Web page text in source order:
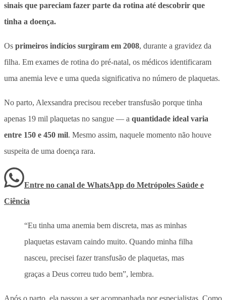
sinais que pareciam fazer parte da rotina até descobrir que
tinha a doença.
Os primeiros indícios surgiram em 2008, durante a gravidez da
filha. Em exames de rotina do pré-natal, os médicos identificaram
uma anemia leve e uma queda significativa no número de plaquetas.
No parto, Alexsandra precisou receber transfusão porque tinha
apenas 19 mil plaquetas no sangue — a quantidade ideal varia
entre 150 e 450 mil. Mesmo assim, naquele momento não houve
suspeita de uma doença rara.
Entre no canal de WhatsApp do Metrópoles Saúde e
Ciência
“Eu tinha uma anemia bem discreta, mas as minhas
plaquetas estavam caindo muito. Quando minha filha
nasceu, precisei fazer transfusão de plaquetas, mas
graças a Deus correu tudo bem”, lembra.
Após o parto, ela passou a ser acompanhada por especialistas. Como